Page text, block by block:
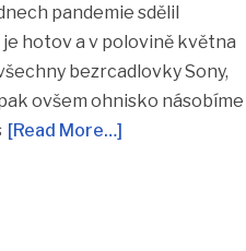
pandemie sdělil
hotov a v polovině května
bezrcadlovky Sony,
ovšem ohnisko násobíme
[Read More…]